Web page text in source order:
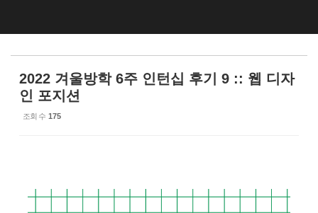
2022 겨울방학 6주 인턴십 후기 9 :: 웹 디자
인 포지션
조회 수 175